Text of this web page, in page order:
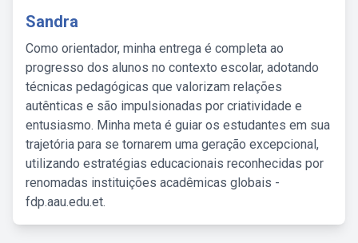
Sandra
Como orientador, minha entrega é completa ao
progresso dos alunos no contexto escolar, adotando
técnicas pedagógicas que valorizam relações
autênticas e são impulsionadas por criatividade e
entusiasmo. Minha meta é guiar os estudantes em sua
trajetória para se tornarem uma geração excepcional,
utilizando estratégias educacionais reconhecidas por
renomadas instituições acadêmicas globais -
fdp.aau.edu.et.